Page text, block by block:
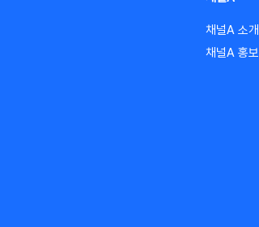
채널A 소개
채널A 홍보